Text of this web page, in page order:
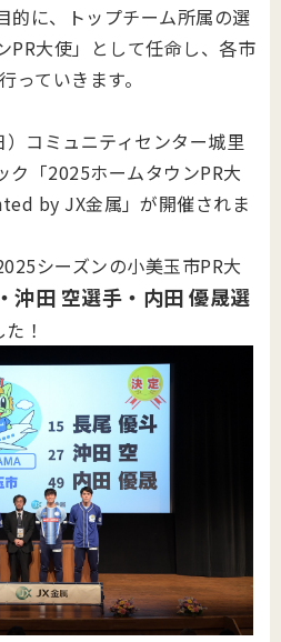
的に、トップチーム所属の選
PR大使」として任命し、各市
っていきます。
コミュニティセンター城里
ク「2025ホームタウンPR大
by JX金属」が開催されま
シーズンの小美玉市PR大
沖田 空選手・内田 優晟選
！